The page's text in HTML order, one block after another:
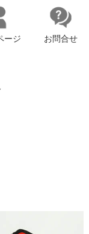
ージ お問合せ